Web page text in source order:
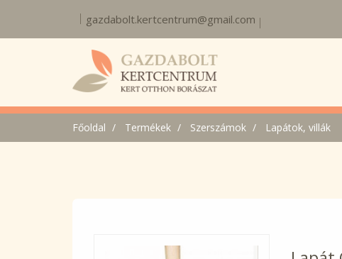
gazdabolt.kertcentrum@gmail.com
Főoldal Termékek Szerszámok Lapátok, villák